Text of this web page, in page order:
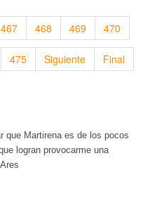
467 468 469 470
475 Siguiente Final
que Martirena es de los pocos
logran provocarme una